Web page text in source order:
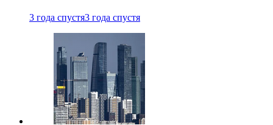
3 года спустя3 года спустя